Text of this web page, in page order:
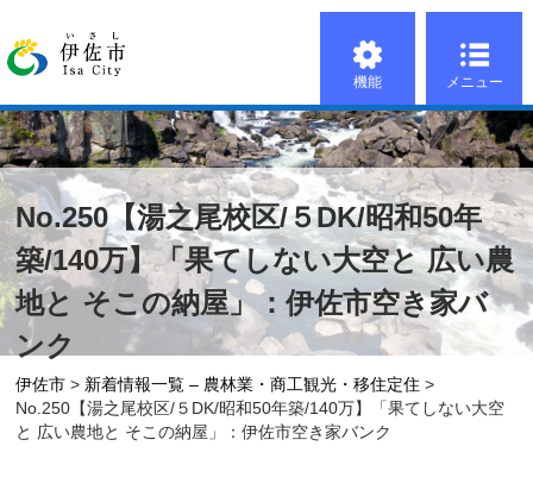
機能 メニュー
No.250【湯之尾校区/５DK/昭和50年
築/140万】「果てしない大空と 広い農
地と そこの納屋」：伊佐市空き家バ
ンク
伊佐市 > 新着情報一覧 – 農林業・商工観光・移住定住 >
No.250【湯之尾校区/５DK/昭和50年築/140万】「果てしない大空
と 広い農地と そこの納屋」：伊佐市空き家バンク